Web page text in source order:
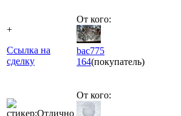
+
Ссылка на
сделку
От кого:
bac775
164(покупатель)
От кого: